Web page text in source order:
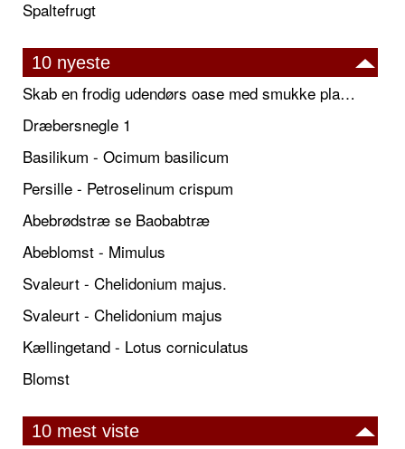
Spaltefrugt
10 nyeste
Skab en frodig udendørs oase med smukke plantekrukker og elegante espalier
Dræbersnegle 1
Basilikum - Ocimum basilicum
Persille - Petroselinum crispum
Abebrødstræ se Baobabtræ
Abeblomst - Mimulus
Svaleurt - Chelidonium majus.
Svaleurt - Chelidonium majus
Kællingetand - Lotus corniculatus
Blomst
10 mest viste